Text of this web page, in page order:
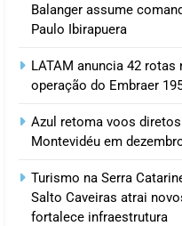
Balanger assume
Paulo Ibirapuera
LATAM anuncia 42 rotas
operação do Embraer
Azul retoma voos
Montevidéu em
Turismo na Serra
Salto Caveiras atrai
fortalece infraestrutura